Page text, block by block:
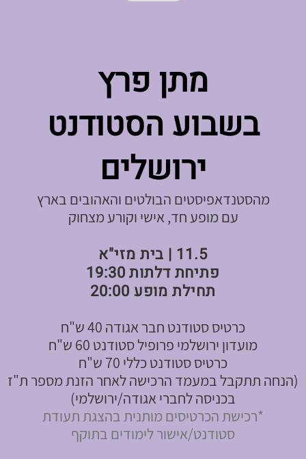
מתן פרץ
בשבוע הסטודנט
ירושלים
מהסטנדאפיסטים הבולטים והאהובים בארץ
עם מופע חד, אישי וקורע מצחוק
11.5 | בית מזי"א
פתיחת דלתות 19:30
תחילת מופע 20:00
כרטיס סטודנט חבר אגודה 40 ש"ח
מועדון ירושלמי פרופיל סטודנט 60 ש"ח
כרטיס סטודנט כללי 70 ש"ח
(הנחה תתקבל במעמד הרכישה לאחר הזנת מספר ת"ז
בכניסה לחברי אגודה/ירושלמי)
*רכישת הכרטיסים מותנית בהצגת תעודת
סטודנט/אישור לימודים בתוקף